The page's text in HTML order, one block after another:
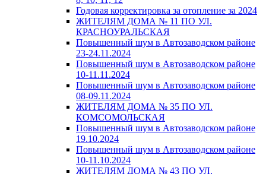
Годовая корректировка за отопление за 2024
ЖИТЕЛЯМ ДОМА № 11 ПО УЛ.
КРАСНОУРАЛЬСКАЯ
Повышенный шум в Автозаводском районе
23-24.11.2024
Повышенный шум в Автозаводском районе
10-11.11.2024
Повышенный шум в Автозаводском районе
08-09.11.2024
ЖИТЕЛЯМ ДОМА № 35 ПО УЛ.
КОМСОМОЛЬСКАЯ
Повышенный шум в Автозаводском районе
19.10.2024
Повышенный шум в Автозаводском районе
10-11.10.2024
ЖИТЕЛЯМ ДОМА № 43 ПО УЛ.